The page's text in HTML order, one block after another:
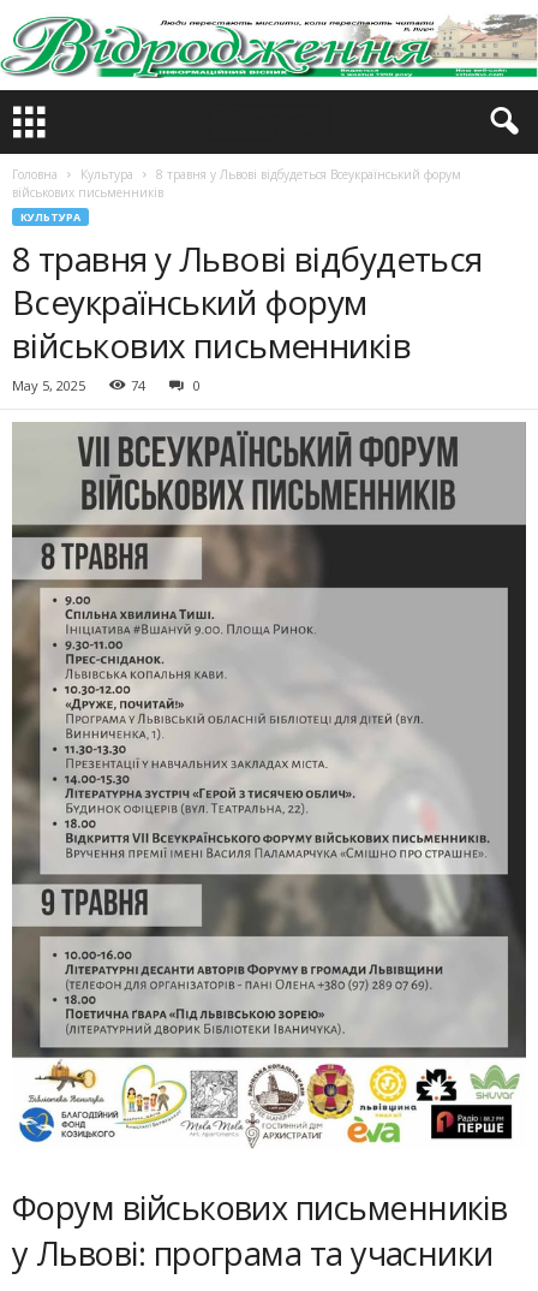
Головна Культура
8 травня у Львові відбудеться Всеукраїнський форум
військових письменників
КУЛЬТУРА
8 травня у Львові відбудеться
Всеукраїнський форум
військових письменників
May 5, 2025 74 0
Форум військових письменників
у Львові: програма та учасники